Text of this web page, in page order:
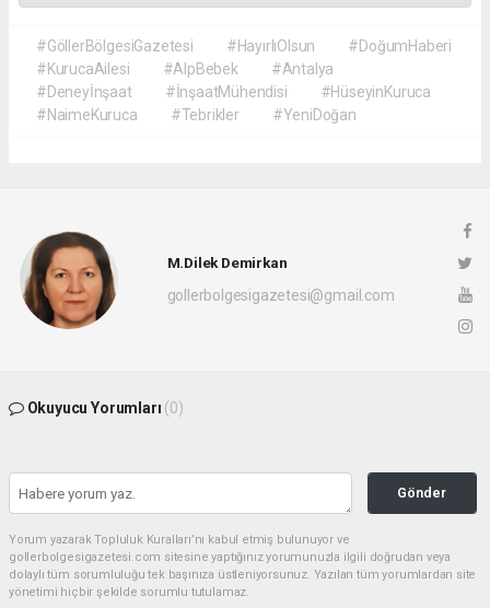
#GöllerBölgesiGazetesi #HayırlıOlsun
#DoğumHaberi
#KurucaAilesi
#AlpBebek
#Antalya
#Deneyİnşaat
#İnşaatMühendisi
#HüseyinKuruca
#NaimeKuruca
#Tebrikler #YeniDoğan
M.Dilek Demirkan
gollerbolgesigazetesi@gmail.com
Okuyucu Yorumları (0)
Gönder
Yorum yazarak Topluluk Kuralları’nı kabul etmiş bulunuyor ve
gollerbolgesigazetesi.com sitesine yaptığınız yorumunuzla ilgili doğrudan veya
dolaylı tüm sorumluluğu tek başınıza üstleniyorsunuz. Yazılan tüm yorumlardan site
yönetimi hiçbir şekilde sorumlu tutulamaz.